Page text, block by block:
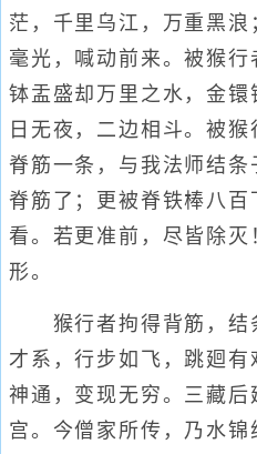
茫，千里乌江，万重黑
毫光，喊动前来。被猴行
钵盂盛却万里之水，金
日无夜，二边相斗。被
脊筋一条，与我法师结
脊筋了；更被脊铁棒八百
看。若更准前，尽皆除灭
形。
猴行者拘得背筋，结
才系，行步如飞，跳廻
神通，变现无穷。三藏后
宫。今僧家所传，乃水